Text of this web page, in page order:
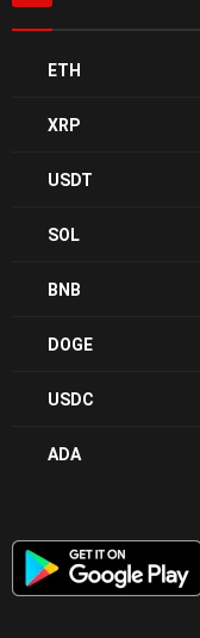
ETH
XRP
USDT
SOL
BNB
DOGE
USDC
ADA